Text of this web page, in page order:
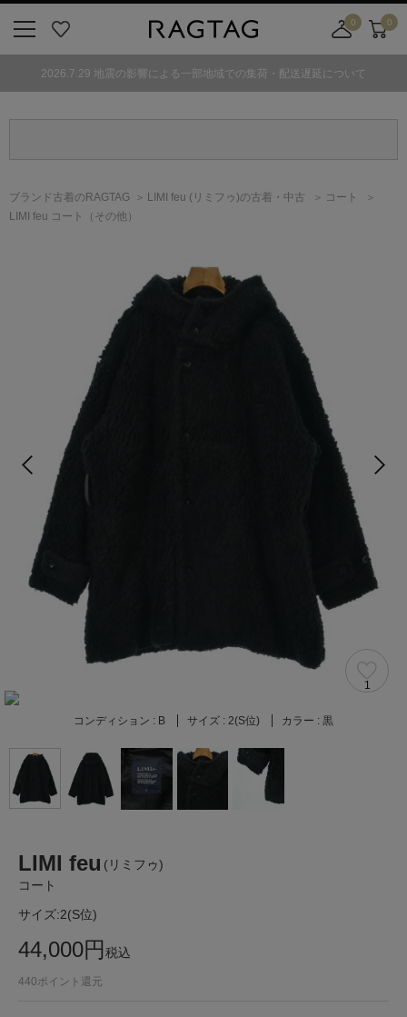
気
0
舗
カ
ト
0
2026.7.29 地震の影響による一部地域での集荷・配送遅延について
ブランド古着のRAGTAG LIMI feu (リミフゥ)の古着・中古
コート
LIMI feu コート（その他）
1
コンディション : B サイズ : 2(S位) カラー : 黒
LIMI feu (リミフゥ)
コート
サイズ:2(S位)
44,000円税込
440ポイント還元